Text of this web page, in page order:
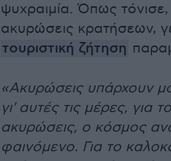
ψυχραιμία. Όπως
ακυρώσεις κρατήσεων,
τουριστική ζήτηση
«Ακυρώσεις υπάρχουν
γι' αυτές τις μέρες,
ακυρώσεις, ο κόσμος
φαινόμενο. Για το